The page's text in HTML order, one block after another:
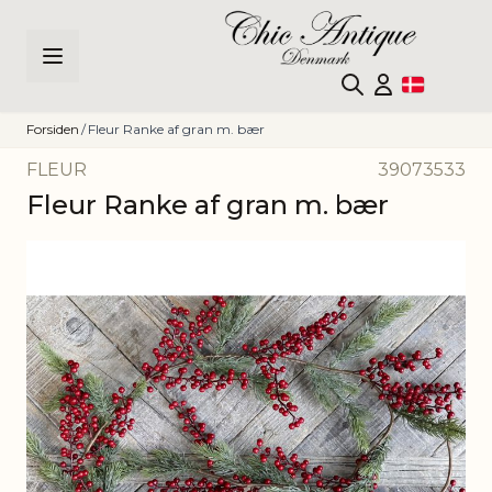
Forsiden / Fleur Ranke af gran m. bær
FLEUR 39073533
Fleur Ranke af gran m. bær